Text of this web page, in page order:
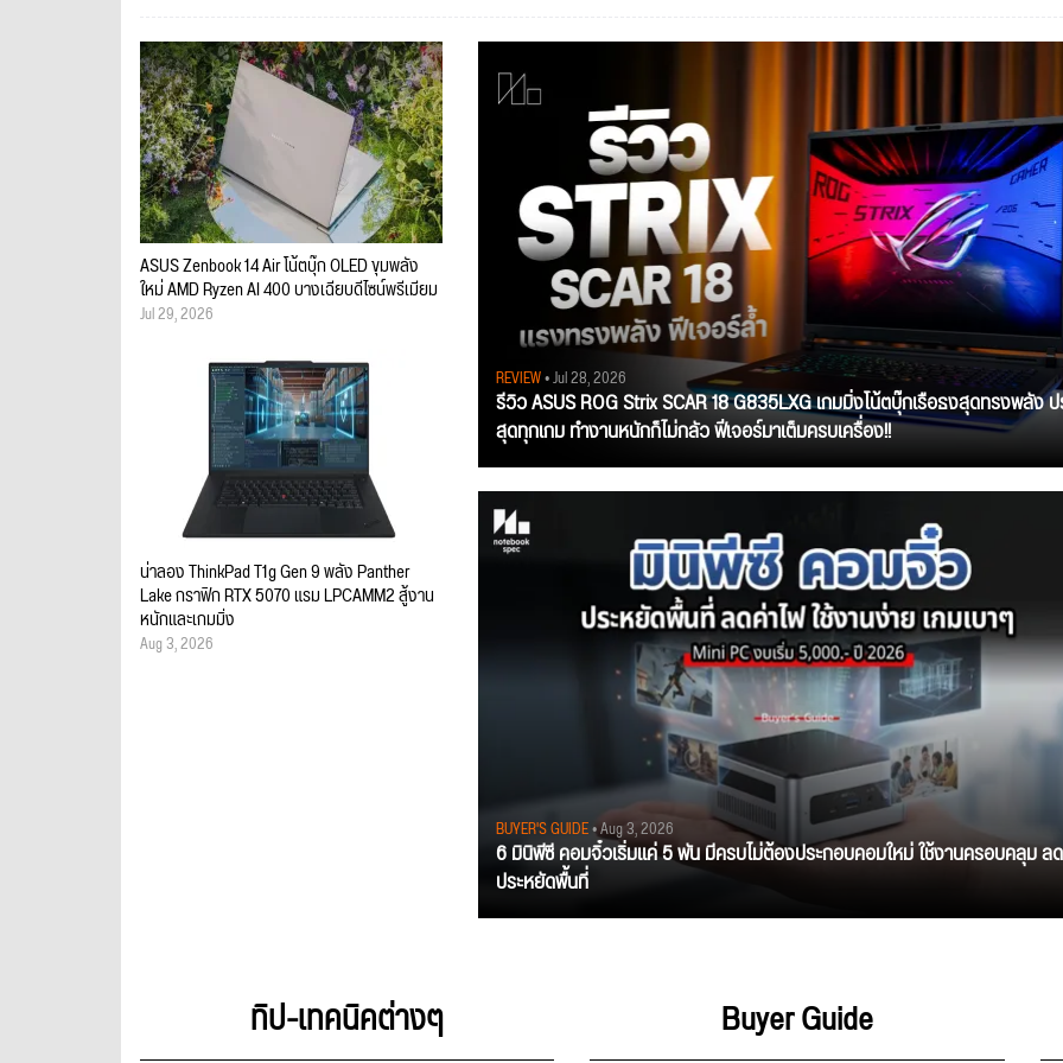
REVIEW• Jul 28, 2026
รีวิว ASUS ROG Strix SCAR 18 G835LXG เกมมิ่งโน้ตบุ๊กเรือธงสุดทรงพลัง
สุดทุกเกม ทำงานหนักก็ไม่กลัว ฟีเจอร์มาเต็มครบเครื่อง!!
BUYER'S GUIDE• Aug 3, 2026
6 มินิพีซี คอมจิ๋วเริ่มแค่ 5 พัน มีครบไม่ต้องประกอบคอมใหม่ ใช้งานครอบคลุม ล
ประหยัดพื้นที่
ASUS Zenbook 14 Air โน้ตบุ๊ก OLED ขุมพลัง
ใหม่ AMD Ryzen AI 400 บางเฉียบดีไซน์พรีเมียม
Jul 29, 2026
น่าลอง ThinkPad T1g Gen 9 พลัง Panther
Lake กราฟิก RTX 5070 แรม LPCAMM2 สู้งาน
หนักและเกมมิ่ง
Aug 3, 2026
ทิป-เทคนิคต่างๆ Buyer Guide